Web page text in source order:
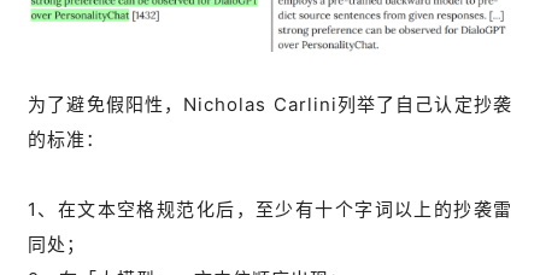
为了避免假阳性，Nicholas Carlini列举了自己认定抄袭
的标准：
1、在文本空格规范化后，至少有十个字词以上的抄袭雷
同处；